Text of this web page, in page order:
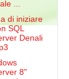
...
di iniziare
SQL
Denali
8"